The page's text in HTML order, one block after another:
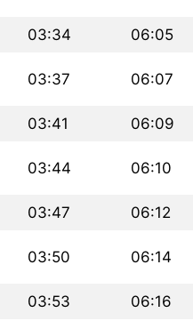
03:34 06:05
03:37 06:07
03:41 06:09
03:44 06:10
03:47 06:12
03:50 06:14
03:53 06:16